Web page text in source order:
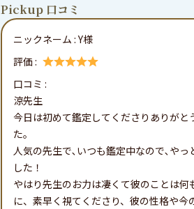
Pickup 口コミ
ニックネーム :Y様
評価 :
口コミ :
涼先生
今日は初めて鑑定してくださりありがと
た。
人気の先生で､いつも鑑定中なので､やっ
した！
やはり先生のお力は凄くて彼のことは何
に、素早く視てくださり、彼の性格や今